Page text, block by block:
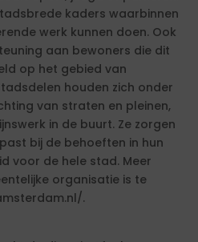
kaders waarbinnen
werk kunnen doen. Ook
aan bewoners die dit
op het gebied van
houden zich onder
van straten en pleinen,
in de buurt. Ze zorgen
bij de behoeften in hun
voor de hele stad. Meer
organisatie is te
.